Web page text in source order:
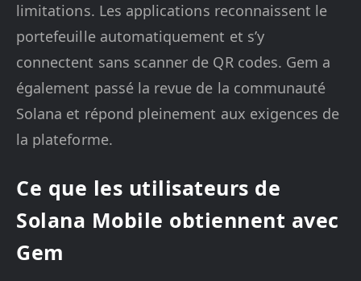
limitations. Les applications reconnaissent le
portefeuille automatiquement et s’y
connectent sans scanner de QR codes. Gem a
également passé la revue de la communauté
Solana et répond pleinement aux exigences de
la plateforme.
Ce que les utilisateurs de
Solana Mobile obtiennent avec
Gem